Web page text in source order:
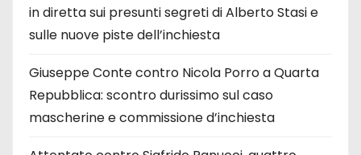
in diretta sui presunti segreti di Alberto Stasi e
sulle nuove piste dell’inchiesta
Giuseppe Conte contro Nicola Porro a Quarta
Repubblica: scontro durissimo sul caso
mascherine e commissione d’inchiesta